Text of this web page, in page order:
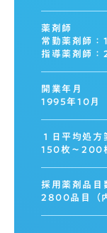
薬剤師
常勤薬剤師：
指導薬剤師：
開業年月
1995年10月
１日平均処方
150枚〜200
採用薬剤品目
2800品目（